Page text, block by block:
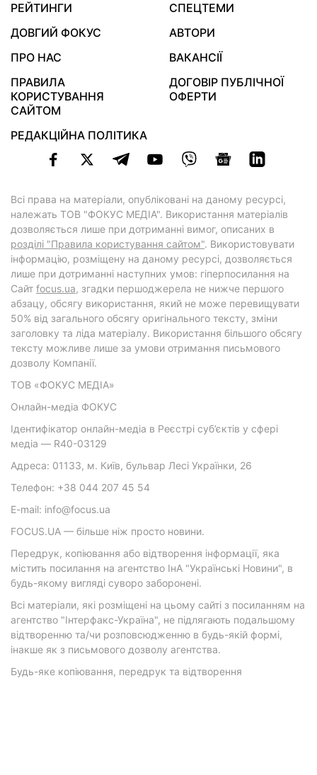
РЕЙТИНГИ
СПЕЦТЕМИ
ДОВГИЙ ФОКУС
АВТОРИ
ПРО НАС
ВАКАНСІЇ
ПРАВИЛА
КОРИСТУВАННЯ
САЙТОМ
ДОГОВІР ПУБЛІЧНОЇ
ОФЕРТИ
РЕДАКЦІЙНА ПОЛІТИКА
Всі права на матеріали, опубліковані на даному ресурсі,
належать ТОВ "ФОКУС МЕДІА". Використання матеріалів
дозволяється лише при дотриманні вимог, описаних в
розділі "Правила користування сайтом". Використовувати
інформацію, розміщену на даному ресурсі, дозволяється
лише при дотриманні наступних умов: гіперпосилання на
Cайт focus.ua, згадки першоджерела не нижче першого
абзацу, обсягу використання, який не може перевищувати
50% від загального обсягу оригінального тексту, зміни
заголовку та ліда матеріалу. Використання більшого обсягу
тексту можливе лише за умови отримання письмового
дозволу Компанії.
ТОВ «ФОКУС МЕДІА»
Онлайн-медіа ФОКУС
Ідентифікатор онлайн-медіа в Реєстрі суб’єктів у сфері
медіа — R40-03129
Адреса: 01133, м. Київ, бульвар Лесі Українки, 26
Телефон: +38 044 207 45 54
E-mail: info@focus.ua
FOCUS.UA — більше ніж просто новини.
Передрук, копіювання або відтворення інформації, яка
містить посилання на агентство ІнА "Українські Новини", в
будь-якому вигляді суворо заборонені.
Всі матеріали, які розміщені на цьому сайті з посиланням на
агентство "Інтерфакс-Україна", не підлягають подальшому
відтворенню та/чи розповсюдженню в будь-якій формі,
інакше як з письмового дозволу агентства.
Будь-яке копіювання, передрук та відтворення